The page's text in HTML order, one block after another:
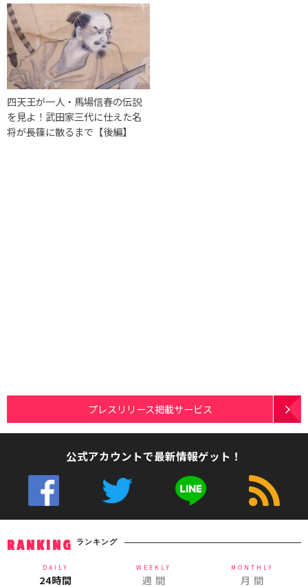
四天王が一人・馬場信春の伝説
を見よ！武田家三代に仕えた名
将が長篠に散るまで【後編】
プレスリリース掲載サービス
公式アカウントで最新情報ゲット！
RANKING ランキング
DAILY
24時間
WEEKLY
週 間
MONTHLY
月 間